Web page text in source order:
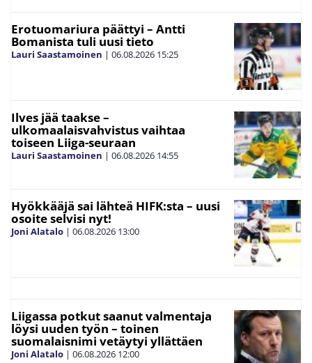
Erotuomariura päättyi – Antti
Bomanista tuli uusi tieto
Lauri Saastamoinen | 06.08.2026 15:25
Ilves jää taakse –
ulkomaalaisvahvistus vaihtaa
toiseen Liiga-seuraan
Lauri Saastamoinen | 06.08.2026 14:55
Hyökkääjä sai lähteä HIFK:sta – uusi
osoite selvisi nyt!
Joni Alatalo | 06.08.2026 13:00
Liigassa potkut saanut valmentaja
löysi uuden työn – toinen
suomalaisnimi vetäytyi yllättäen
Joni Alatalo | 06.08.2026 12:00